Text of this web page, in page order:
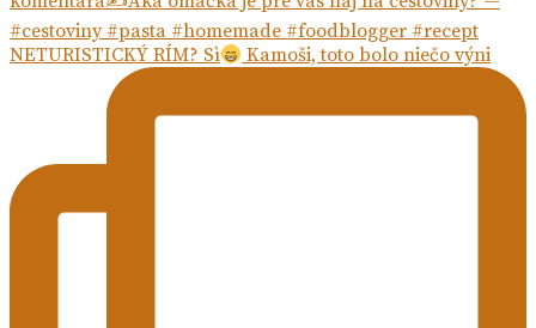
NETURISTICKÝ RÍM? Sì Kamoši, toto bolo niečo výni